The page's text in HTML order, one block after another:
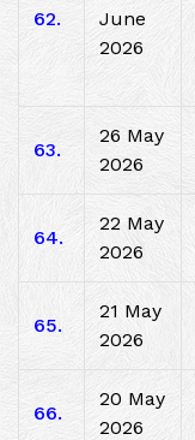
62.
June
2026
63.
26 May
2026
64.
22 May
2026
65.
21 May
2026
66.
20 May
2026